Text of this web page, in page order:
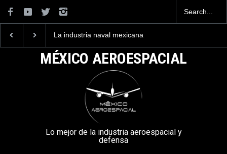
La industria naval mexicana
la Armada de México
mexicanos cuesta 2.9
millones de dólares
MÉXICO AEROESPACIAL
Lo mejor de la industria aeroespacial y
defensa